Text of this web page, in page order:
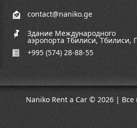
contact@naniko.ge
Здание Международного
аэропорта Тбилиси, Тбилиси,
+995 (574) 28-88-55
Naniko Rent a Car © 2026 |